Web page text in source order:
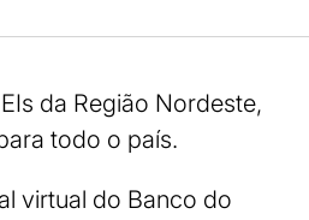
da Região Nordeste,
todo o país.
virtual do Banco do